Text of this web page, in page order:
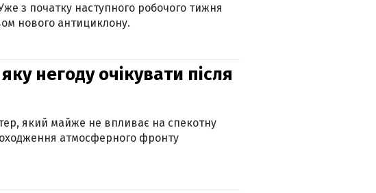
з початку наступного робочого тижня
нового антициклону.
негоду очікувати після
який майже не впливає на спекотну
атмосферного фронту